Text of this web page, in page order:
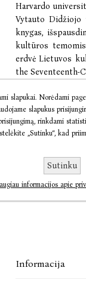
Harvardo
Vytauto Didžiojo
knygas,
kultūros
erdvė Lietuvos
the Seventeenth-
intymios erdvės:
€4,46
Pasiekiamumas:
Informacija
slapukai. Norėdami
slapukus
rinkdami
„Sutinku“, kad
Sutinku
informacijos apie